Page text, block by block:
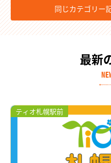
同じカテゴリー
最新
ティオ札幌駅前